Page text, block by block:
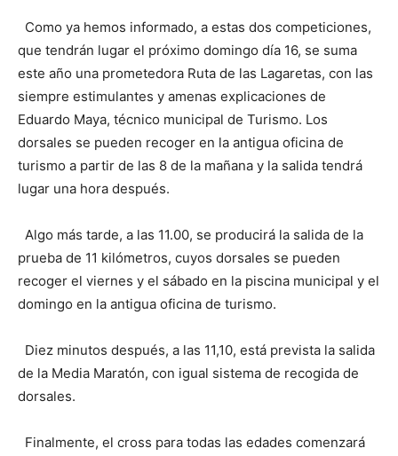
Como ya hemos informado, a estas dos competiciones,
que tendrán lugar el próximo domingo día 16, se suma
este año una prometedora Ruta de las Lagaretas, con las
siempre estimulantes y amenas explicaciones de
Eduardo Maya, técnico municipal de Turismo. Los
dorsales se pueden recoger en la antigua oficina de
turismo a partir de las 8 de la mañana y la salida tendrá
lugar una hora después.
Algo más tarde, a las 11.00, se producirá la salida de la
prueba de 11 kilómetros, cuyos dorsales se pueden
recoger el viernes y el sábado en la piscina municipal y el
domingo en la antigua oficina de turismo.
Diez minutos después, a las 11,10, está prevista la salida
de la Media Maratón, con igual sistema de recogida de
dorsales.
Finalmente, el cross para todas las edades comenzará